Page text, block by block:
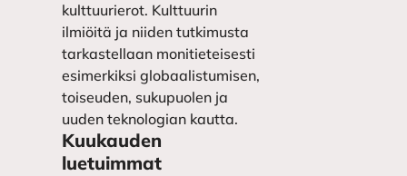
kulttuurierot. Kulttuurin
ilmiöitä ja niiden tutkimusta
tarkastellaan monitieteisesti
esimerkiksi globaalistumisen,
toiseuden, sukupuolen ja
uuden teknologian kautta.
Kuukauden
luetuimmat